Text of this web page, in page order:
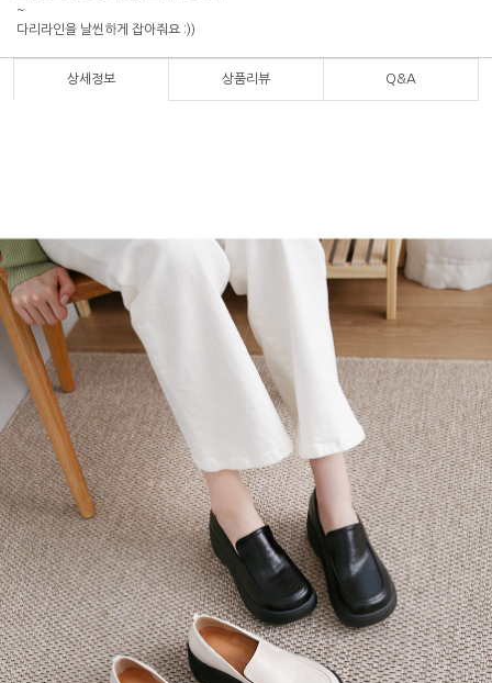
~
다리라인을 날씬하게 잡아줘요 :))
상세정보 상품리뷰 Q&A